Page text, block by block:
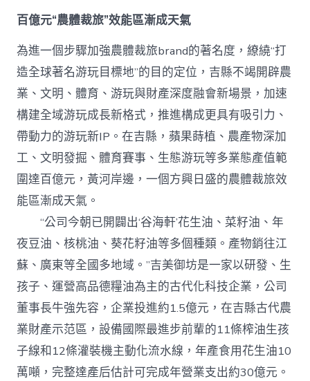
百億元“農體裁旅”效能區漸成天氣
為進一個步驟加強農體裁旅brand的著名度，繚繞“打
造全球著名游玩目標地”的目的定位，吉縣不竭開辟農
業、文明、體育、游玩與財產深度融會新場景，加速
構建全域游玩成長新格式，推進構成更具有吸引力、
帶動力的游玩新IP。在吉縣，蘋果蒔植、農產物深加
工、文明發掘、體育賽事、生態游玩等多業態產值範
圍達百億元，黃河岸邊，一個方興日盛的農體裁旅效
能區漸成天氣。
“公司今朝已開闢出‘谷海軒’花生油、菜籽油、年
夜豆油、核桃油、葵花籽油等多個種類。產物銷往江
蘇、廣東等全國多地域。”吉美御坊是一家以研發、生
孩子、運營高品德糧油為主的古代化科技企業，公司
董事長牛強先容，企業投進約1.5億元，在吉縣古代農
業財產示范區，設備國際最進步前輩的11條榨油生孩
子線和12條灌裝機主動化流水線，年產食用花生油10
萬噸，完整達產后估計可完成年營業支出約30億元。